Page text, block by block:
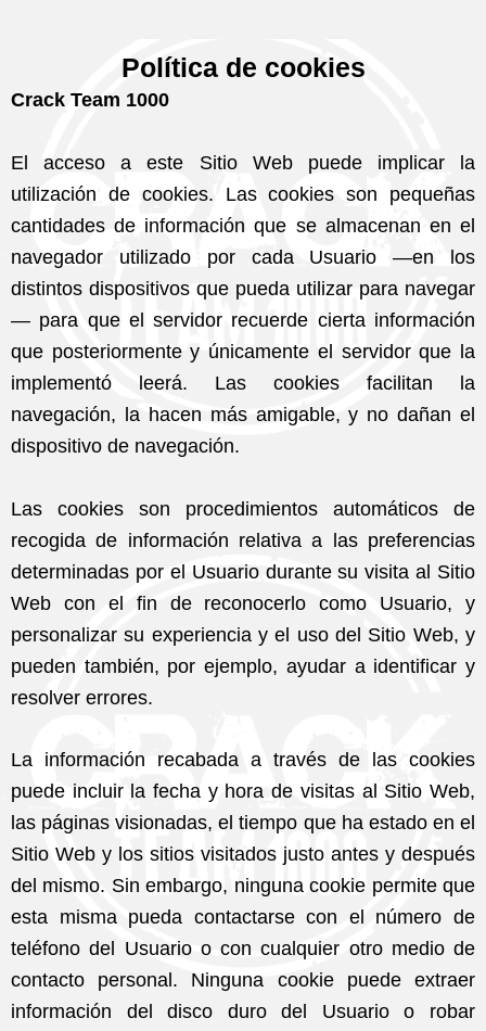
Política de cookies
Crack Team 1000
El acceso a este Sitio Web puede implicar la
utilización de cookies. Las cookies son pequeñas
cantidades de información que se almacenan en el
navegador utilizado por cada Usuario —en los
distintos dispositivos que pueda utilizar para navegar
— para que el servidor recuerde cierta información
que posteriormente y únicamente el servidor que la
implementó leerá. Las cookies facilitan la
navegación, la hacen más amigable, y no dañan el
dispositivo de navegación.
Las cookies son procedimientos automáticos de
recogida de información relativa a las preferencias
determinadas por el Usuario durante su visita al Sitio
Web con el fin de reconocerlo como Usuario, y
personalizar su experiencia y el uso del Sitio Web, y
pueden también, por ejemplo, ayudar a identificar y
resolver errores.
La información recabada a través de las cookies
puede incluir la fecha y hora de visitas al Sitio Web,
las páginas visionadas, el tiempo que ha estado en el
Sitio Web y los sitios visitados justo antes y después
del mismo. Sin embargo, ninguna cookie permite que
esta misma pueda contactarse con el número de
teléfono del Usuario o con cualquier otro medio de
contacto personal. Ninguna cookie puede extraer
información del disco duro del Usuario o robar